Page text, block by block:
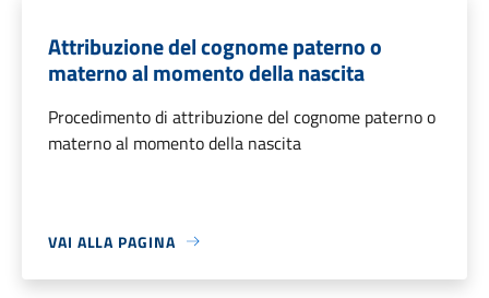
Attribuzione del cognome paterno o
materno al momento della nascita
Procedimento di attribuzione del cognome paterno o
materno al momento della nascita
VAI ALLA PAGINA